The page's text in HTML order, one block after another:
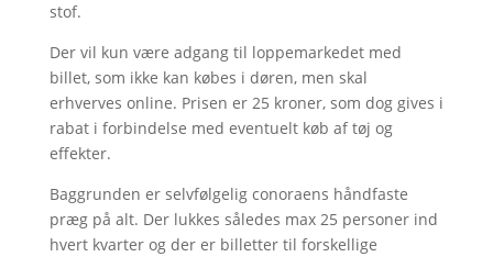
stof.
Der vil kun være adgang til loppemarkedet med
billet, som ikke kan købes i døren, men skal
erhverves online. Prisen er 25 kroner, som dog gives i
rabat i forbindelse med eventuelt køb af tøj og
effekter.
Baggrunden er selvfølgelig conoraens håndfaste
præg på alt. Der lukkes således max 25 personer ind
hvert kvarter og der er billetter til forskellige